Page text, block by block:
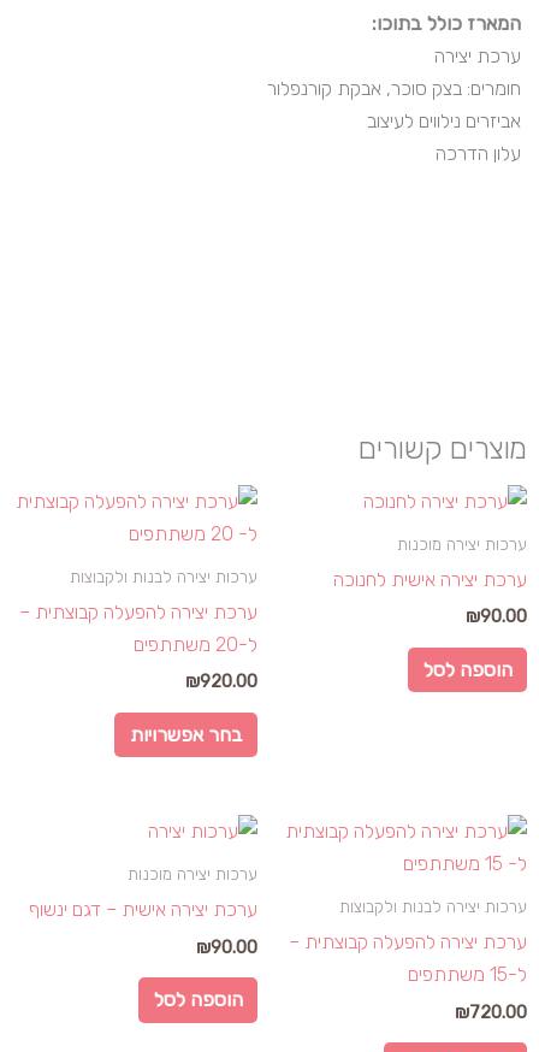
המארז כולל בתוכו:
ערכת יצירה
חומרים: בצק סוכר, אבקת קורנפלור
אביזרים נילווים לעיצוב
עלון הדרכה
מוצרים קשורים
ערכות יצירה מוכנות
ערכת יצירה אישית לחנוכה
₪90.00
הוספה לסל
ערכות יצירה לבנות ולקבוצות
ערכת יצירה להפעלה קבוצתית –
ל-20 משתתפים
₪920.00
בחר אפשרויות
למוצר
סוגים.
האפשרויות
ערכות יצירה לבנות ולקבוצות
ערכת יצירה להפעלה קבוצתית –
ל-15 משתתפים
₪720.00
למוצר
יש
סוגים.
ערכות יצירה מוכנות
ערכת יצירה אישית – דגם ינשוף
₪90.00
הוספה לסל